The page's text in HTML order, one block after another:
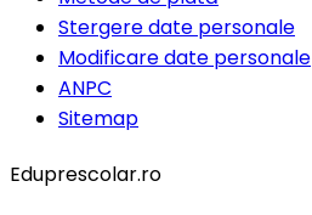
Stergere date personale
Modificare date personale
ANPC
Sitemap
Eduprescolar.ro